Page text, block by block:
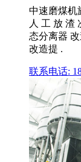
中速磨煤机
人 工 放 渣
态分离器
改造提 .
联系电话: